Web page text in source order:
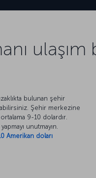
ulaşım
bulunan şehir
Şehir merkezine
9-10 dolardır.
unutmayın.
Amerikan doları